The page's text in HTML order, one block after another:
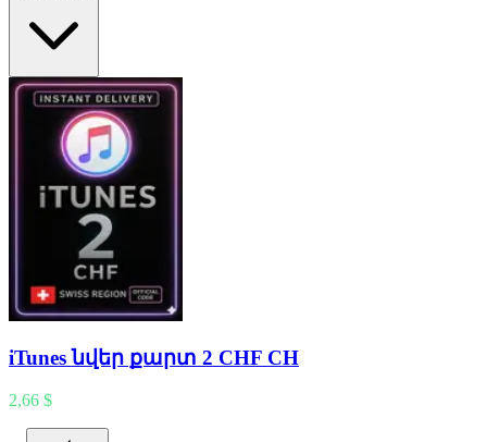
iTunes նվեր քարտ 2 CHF CH
2,66 $